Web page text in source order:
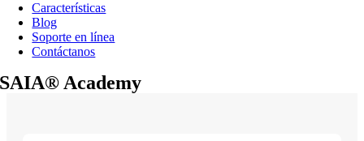
Características
Blog
Soporte en línea
Contáctanos
SAIA® Academy